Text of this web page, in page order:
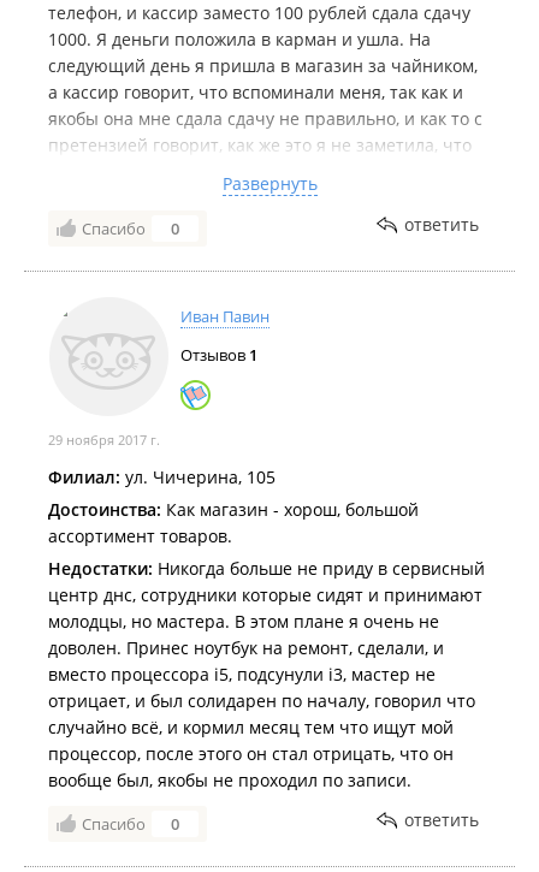
телефон, и кассир заместо 100 рублей сдала сдачу
1000. Я деньги положила в карман и ушла. На
следующий день я пришла в магазин за чайником,
а кассир говорит, что вспоминали меня, так как и
якобы она мне сдала сдачу не правильно, и как то с
претензией говорит, как же это я не заметила, что
магазин с ребёнком, и крутила своей головой
смотрела за ней, в тот момент даже если бы мне
разбираться не стала, не было времени, но ув.
ей дала), было ощущение, что я украла и меня
поймали с поличным. Конечно в итоге я так и не
знаю лишние мне дали, или 1000 я подарила сей
даме, но я к чему проверяйте сдачу на кассе.
Конечно желание идти в этот магазин ещё у меня
Развернуть
Спасибо 0 ответить
Иван Павин
Отзывов 1
29 ноября 2017 г.
Филиал: ул. Чичерина, 105
Достоинства: Как магазин - хорош, большой
ассортимент товаров.
Недостатки: Никогда больше не приду в сервисный
центр днс, сотрудники которые сидят и принимают
молодцы, но мастера. В этом плане я очень не
доволен. Принес ноутбук на ремонт, сделали, и
вместо процессора i5, подсунули i3, мастер не
отрицает, и был солидарен по началу, говорил что
случайно всё, и кормил месяц тем что ищут мой
процессор, после этого он стал отрицать, что он
вообще был, якобы не проходил по записи.
Спасибо 0 ответить